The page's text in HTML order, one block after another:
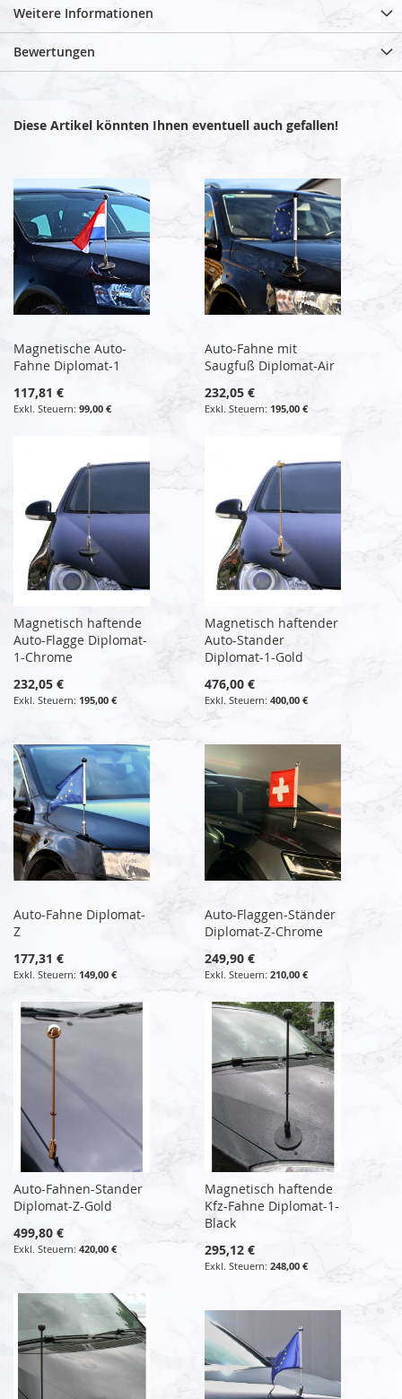
Weitere Informationen
Bewertungen
Diese Artikel könnten Ihnen eventuell auch gefallen!
Magnetische Auto-
Fahne Diplomat-1
117,81 €
99,00 €
Auto-Fahne mit
Saugfuß Diplomat-Air
232,05 €
195,00 €
Magnetisch haftende
Auto-Flagge Diplomat-
1-Chrome
232,05 €
195,00 €
Magnetisch haftender
Auto-Stander
Diplomat-1-Gold
476,00 €
400,00 €
Auto-Fahne Diplomat-
Z
177,31 €
149,00 €
Auto-Flaggen-Ständer
Diplomat-Z-Chrome
249,90 €
210,00 €
Auto-Fahnen-Stander
Diplomat-Z-Gold
499,80 €
420,00 €
Magnetisch haftende
Kfz-Fahne Diplomat-1-
Black
295,12 €
248,00 €